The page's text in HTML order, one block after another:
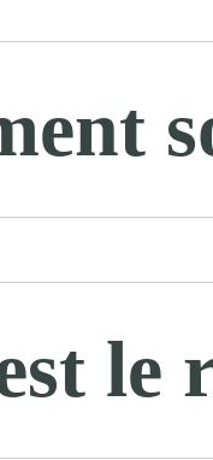
le